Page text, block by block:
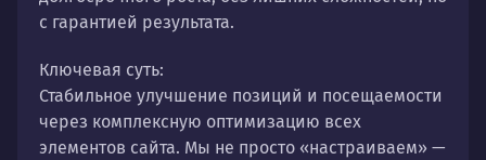
с гарантией результата.
Ключевая суть:
Стабильное улучшение позиций и посещаемости
через комплексную оптимизацию всех
элементов сайта. Мы не просто «настраиваем» —